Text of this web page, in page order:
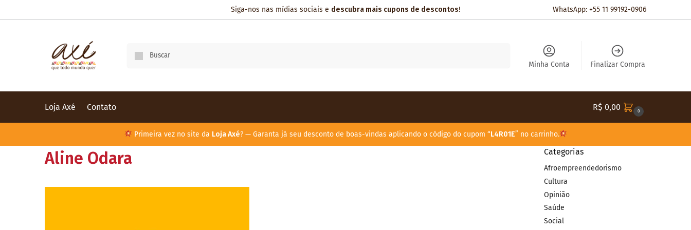
Siga-nos nas mídias sociais e descubra mais cupons de descontos! WhatsApp: +55 11 99192-0906
Minha Conta Finalizar Compra
Loja Axé Contato R$ 0,00 0
Primeira vez no site da Loja Axé? — Garanta já seu desconto de boas-vindas aplicando o código do cupom “L4R01E” no carrinho.
Aline Odara Categorias
Afroempreendedorismo
Cultura
Opinião
Saúde
Social